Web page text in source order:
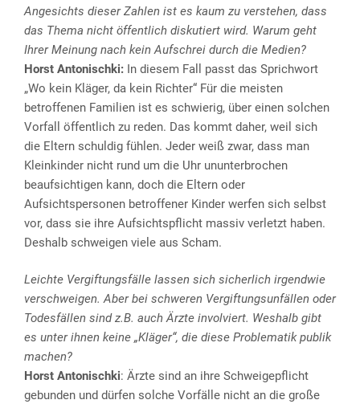
Angesichts dieser Zahlen ist es kaum zu verstehen, dass
das Thema nicht öffentlich diskutiert wird. Warum geht
Ihrer Meinung nach kein Aufschrei durch die Medien?
Horst Antonischki: In diesem Fall passt das Sprichwort
„Wo kein Kläger, da kein Richter“ Für die meisten
betroffenen Familien ist es schwierig, über einen solchen
Vorfall öffentlich zu reden. Das kommt daher, weil sich
die Eltern schuldig fühlen. Jeder weiß zwar, dass man
Kleinkinder nicht rund um die Uhr ununterbrochen
beaufsichtigen kann, doch die Eltern oder
Aufsichtspersonen betroffener Kinder werfen sich selbst
vor, dass sie ihre Aufsichtspflicht massiv verletzt haben.
Deshalb schweigen viele aus Scham.
Leichte Vergiftungsfälle lassen sich sicherlich irgendwie
verschweigen. Aber bei schweren Vergiftungsunfällen oder
Todesfällen sind z.B. auch Ärzte involviert. Weshalb gibt
es unter ihnen keine „Kläger“, die diese Problematik publik
machen?
Horst Antonischki: Ärzte sind an ihre Schweigepflicht
gebunden und dürfen solche Vorfälle nicht an die große